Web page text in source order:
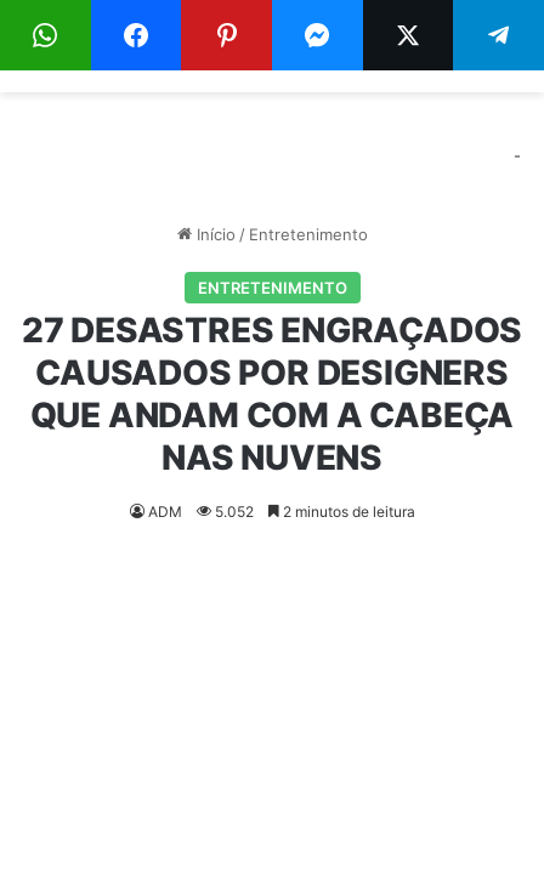
Menu
-
Início / Entretenimento
ENTRETENIMENTO
27 DESASTRES ENGRAÇADOS
CAUSADOS ​​POR DESIGNERS
QUE ANDAM COM A CABEÇA
NAS NUVENS
ADM 5.052 2 minutos de leitura